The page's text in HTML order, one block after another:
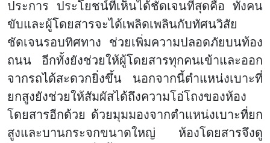
ประการ ประโยชน์ที่เห็นได้ชัดเจนที่สุดคือ ทั้งคน
ขับและผู้โดยสารจะได้เพลิดเพลินกับทัศนวิสัย
ชัดเจนรอบทิศทาง ช่วยเพิ่มความปลอดภัยบนท้อง
ถนน อีกทั้งยังช่วยให้ผู้โดยสารทุกคนเข้าและออก
จากรถได้สะดวกยิ่งขึ้น นอกจากนี้ตำแหน่งเบาะที่
ยกสูงยังช่วยให้สัมผัสได้ถึงความโอ่โถงของห้อง
โดยสารอีกด้วย ด้วยมุมมองจากตำแหน่งเบาะที่ยก
สูงและบานกระจกขนาดใหญ่ ห้องโดยสารจึงดู